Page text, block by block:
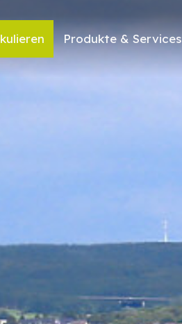
Produkte & Services